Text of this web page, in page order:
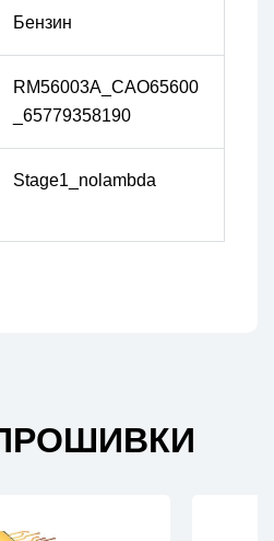
Бензин
RM56003A_CAO65600
_65779358190
Stage1_nolambda